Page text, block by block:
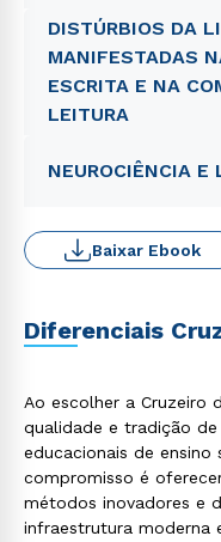
DISTÚRBIOS DA
MANIFESTADAS
ESCRITA E NA
LEITURA
NEUROCIÊNCIA E
Baixar Ebook
Diferenciais
Ao escolher a Cruzeiro
qualidade e tradição
educacionais de ensino
compromisso é
métodos inovadores e
infraestrutura moderna
WhatsApp